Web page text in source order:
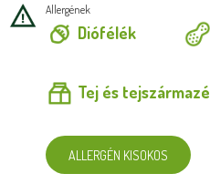
Allergének
Diófélék
Tej és
ALLERGÉN KISOKOS